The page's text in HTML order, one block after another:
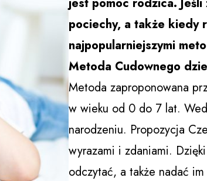
pociechy, a także kiedy
najpopularniejszymi
Metoda Cudownego
Metoda zaproponowana
w wieku od 0 do 7 lat.
narodzeniu. Propozycja
wyrazami i zdaniami.
odczytać, a także nadać